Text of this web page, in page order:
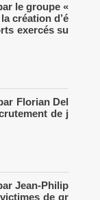
le groupe «
création d’é
exercés su
Florian Del
de j
Jean-Philip
de gr